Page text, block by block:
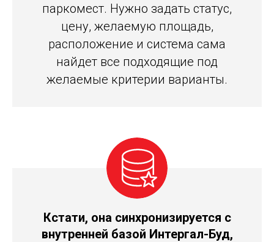
паркомест. Нужно задать статус,
цену, желаемую площадь,
расположение и система сама
найдет все подходящие под
желаемые критерии варианты.
Кстати, она синхронизируется с
внутренней базой Интергал-Буд,